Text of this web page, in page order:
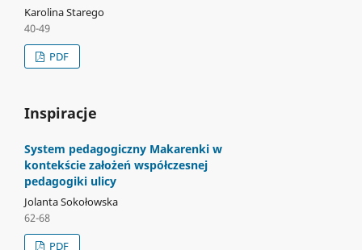
Karolina Starego
40-49
PDF
Inspiracje
System pedagogiczny Makarenki w
kontekście założeń współczesnej
pedagogiki ulicy
Jolanta Sokołowska
62-68
PDF